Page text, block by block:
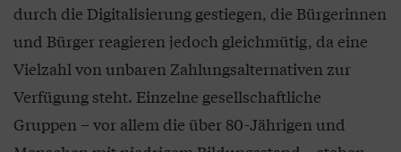
durch die Digitalisierung gestiegen, die Bürgerinnen
und Bürger reagieren jedoch gleichmütig, da eine
Vielzahl von unbaren Zahlungsalternativen zur
Verfügung steht. Einzelne gesellschaftliche
Gruppen – vor allem die über 80-Jährigen und